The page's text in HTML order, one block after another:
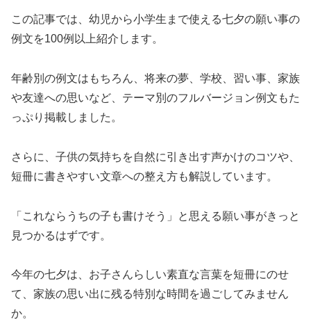
この記事では、幼児から小学生まで使える七夕の願い事の
例文を100例以上紹介します。
年齢別の例文はもちろん、将来の夢、学校、習い事、家族
や友達への思いなど、テーマ別のフルバージョン例文もた
っぷり掲載しました。
さらに、子供の気持ちを自然に引き出す声かけのコツや、
短冊に書きやすい文章への整え方も解説しています。
「これならうちの子も書けそう」と思える願い事がきっと
見つかるはずです。
今年の七夕は、お子さんらしい素直な言葉を短冊にのせ
て、家族の思い出に残る特別な時間を過ごしてみません
か。